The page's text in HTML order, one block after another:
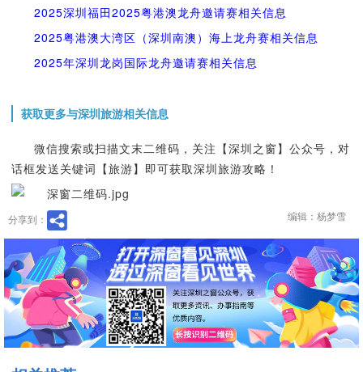
2025深圳福田2025粤港澳龙舟邀请赛相关信息
2025粤港澳大湾区（深圳南澳）海上龙舟赛相关信息
2025年深圳龙岗国际龙舟邀请赛相关信息
获取更多与深圳旅游相关信息
微信搜索或扫描文末二维码，关注【深圳之窗】公众号，对
话框发送关键词【旅游】即可获取深圳旅游攻略！
分享到： 编辑：杨梦雪